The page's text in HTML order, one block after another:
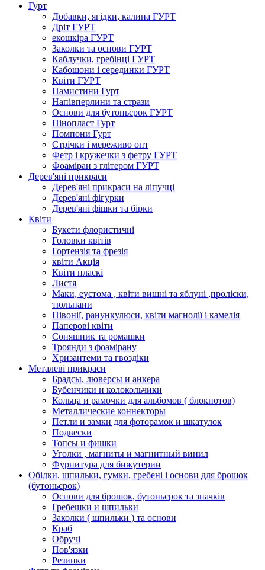
Гурт
Добавки, ягідки, калина ГУРТ
Дріт ГУРТ
екошкіра ГУРТ
Заколки та основи ГУРТ
Каблучки, гребінці ГУРТ
Кабошони і серединки ГУРТ
Квіти ГУРТ
Намистини Гурт
Напівперлини та стрази
Основи для бутоньєрок ГУРТ
Пінопласт Гурт
Помпони Гурт
Стрічки і мереживо опт
Фетр і кружечки з фетру ГУРТ
Фоаміран з глітером ГУРТ
Дерев'яні прикраси
Дерев'яні прикраси на ліпучці
Дерев'яні фігурки
Дерев'яні фішки та бірки
Квіти
Букети флористичні
Головки квітів
Гортензія та фрезія
квіти Акція
Квіти пласкі
Листя
Маки, еустома , квіти вишні та яблуні ,проліски,
тюльпани
Півонії, ранункулюси, квіти магнолії і камелія
Паперові квіти
Соняшник та ромашки
Троянди з фоамірану
Хризантеми та гвоздіки
Металеві прикраси
Брадсы, люверсы и анкера
Бубенчики и колокольчики
Кольца и рамочки для альбомов ( блокнотов)
Металлические коннекторы
Петли и замки для фоторамок и шкатулок
Подвески
Топсы и фишки
Уголки , магниты и магнитный винил
Фурнитура для бижутерии
Обідки, шпильки, гумки, гребені і основи для брошок
(бутоньєрок)
Основи для брошок, бутоньєрок та значків
Гребешки и шпильки
Заколки ( шпильки ) та основи
Краб
Обручі
Пов'язки
Резинки